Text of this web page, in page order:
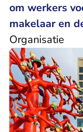
om werkers
makelaar en
Organisatie